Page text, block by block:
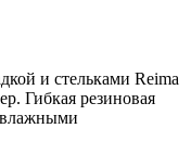
и стельками Reima
Гибкая резиновая
влажными